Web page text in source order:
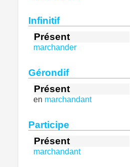
Infinitif
Présent
marchander
Gérondif
Présent
en marchandant
Participe
Présent
marchandant